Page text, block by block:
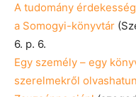
A tudomány
a Somogyi-könyvtár
6. p. 6.
Egy személy – egy
szerelmekről